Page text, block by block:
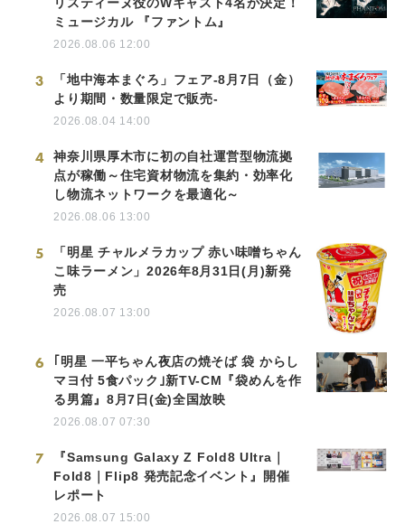
ミュージカル 『ファントム』
2026.08.06 12:00
3
「地中海本まぐろ」フェア-8月7日（金）
より期間・数量限定で販売-
2026.08.04 14:00
4
神奈川県厚木市に初の自社運営型物流拠
点が稼働～住宅資材物流を集約・効率化
し物流ネットワークを最適化～
2026.08.06 13:00
5
「明星 チャルメラカップ 赤い味噌ちゃん
こ味ラーメン」2026年8月31日(月)新発
売
2026.08.07 13:00
6
｢明星 一平ちゃん夜店の焼そば 袋 からし
マヨ付 5食パック｣新TV-CM『袋めんを作
る男篇』8月7日(金)全国放映
2026.08.07 07:30
7
『Samsung Galaxy Z Fold8 Ultra｜
Fold8｜Flip8 発売記念イベント』開催
レポート
2026.08.07 15:00